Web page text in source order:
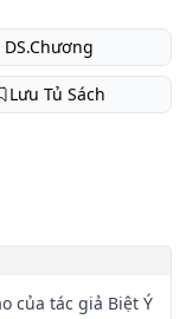
DS.Chương
Lưu Tủ Sách
của tác giả Biệt Ý